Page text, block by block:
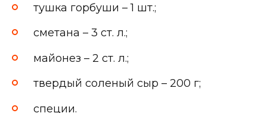
тушка горбуши – 1 шт.;
сметана – 3 ст. л.;
майонез – 2 ст. л.;
твердый соленый сыр – 200 г;
специи.